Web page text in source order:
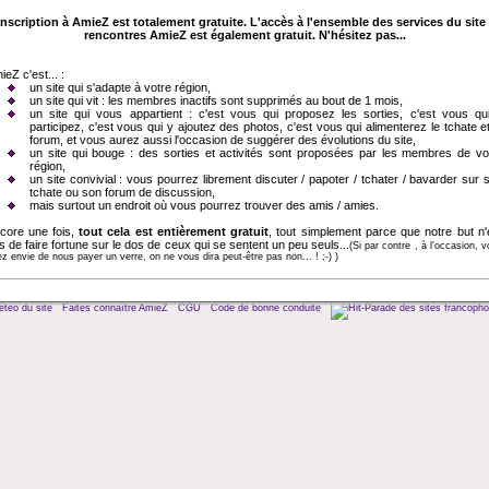
à AmieZ est totalement gratuite. L'accès à l'ensemble des services du site
rencontres AmieZ est également gratuit. N'hésitez pas...
c'est... :
un site qui s'adapte à votre région,
un site qui vit : les membres inactifs sont supprimés au bout de 1 mois,
un site qui vous appartient : c'est vous qui proposez les sorties, c'est vous
participez, c'est vous qui y ajoutez des photos, c'est vous qui alimenterez le tchate
forum, et vous aurez aussi l'occasion de suggérer des évolutions du site,
un site qui bouge : des sorties et activités sont proposées par les membres de
région,
un site convivial : vous pourrez librement discuter / papoter / tchater / bavarder sur
tchate ou son forum de discussion,
mais surtout un endroit où vous pourrez trouver des amis / amies.
une fois, tout cela est entièrement gratuit , tout simplement parce que notre but
de faire fortune sur le dos de ceux qui se sentent un peu seuls... (Si par contre , à l'occasion,
envie de nous payer un verre, on ne vous dira peut-être pas non... ! ;-) )
du site Faites connaître AmieZ CGU Code de bonne conduite